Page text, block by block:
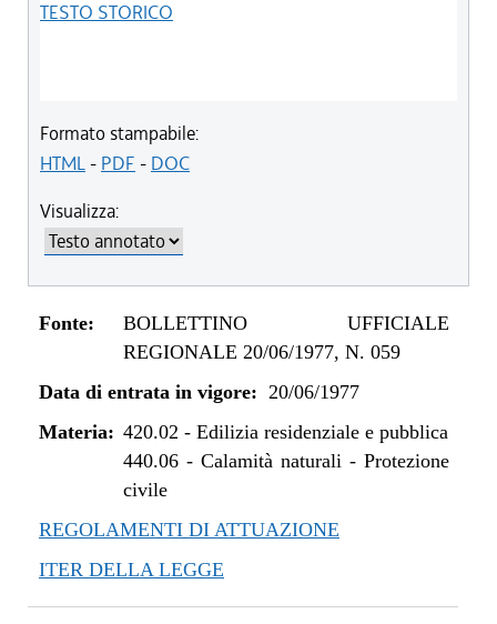
TESTO STORICO
Formato stampabile:
HTML- PDF - DOC
Visualizza:
Fonte:
BOLLETTINO UFFICIALE
REGIONALE 20/06/1977, N. 059
Data di entrata in vigore: 20/06/1977
Materia: 420.02 - Edilizia residenziale e pubblica
440.06- Calamità naturali - Protezione
civile
REGOLAMENTI DI ATTUAZIONE
ITER DELLA LEGGE